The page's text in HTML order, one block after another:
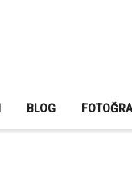
BLOG